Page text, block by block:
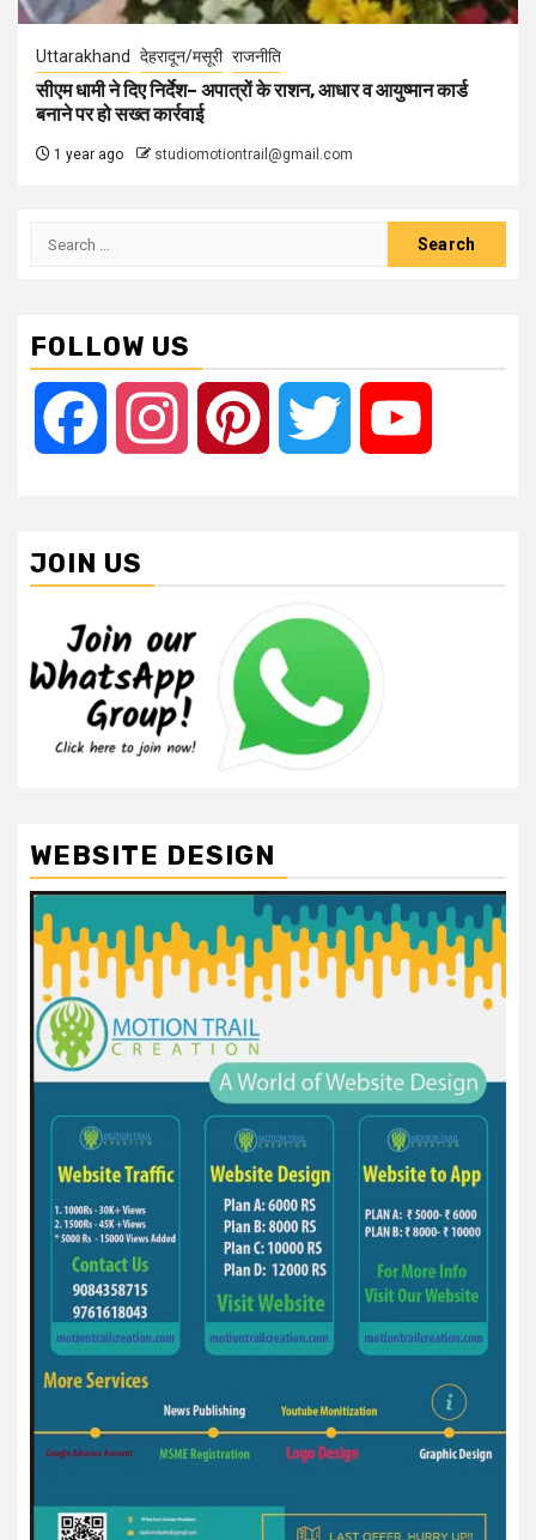
Uttarakhand देहरादून/मसूरी राजनीति
सीएम धामी ने दिए निर्देश– अपात्रों के राशन, आधार व आयुष्मान कार्ड
बनाने पर हो सख्त कार्रवाई
1 year ago studiomotiontrail@gmail.com
Search
FOLLOW US
Facebook Instagram Pinterest Twitter
JOIN US
WEBSITE DESIGN